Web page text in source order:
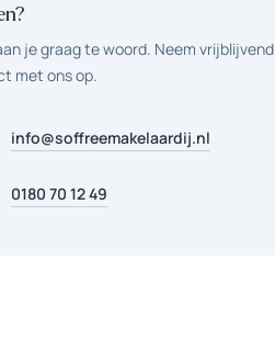
je graag te woord. Neem vrijblijvend
met ons op.
info@soffreemakelaardij.nl
0180 70 12 49